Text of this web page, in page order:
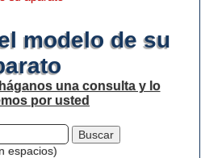
modelo de su
una consulta y lo
por usted
espacios)